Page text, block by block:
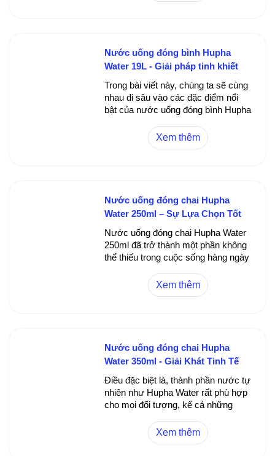
lấy nước, hạn chế lãng phí và mang
đến sự tiện lợi tối đa cho người sử
dụng.
Nước uống đóng bình Hupha
Water 19L - Giải pháp tinh khiết
cho cuộc sống hàng ngày
Trong bài viết này, chúng ta sẽ cùng
nhau đi sâu vào các đặc điểm nổi
bật của nước uống đóng bình Hupha
các tiêu chí lựa chọn và những câu
hỏi thường gặp. Hy vọng những chia
nghiệp của mình.
Xem thêm
Nước uống đóng chai Hupha
Water 250ml – Sự Lựa Chọn Tốt
Nhất Cho Cuộc Sống Hiện Đại
Nước uống đóng chai Hupha Water
250ml đã trở thành một phần không
thể thiếu trong cuộc sống hàng ngày
Sản phẩm này không chỉ đảm bảo
về chất lượng mà còn mang lại sự
dễ mang theo cùng nguồn nước
sạch, tươi mát, Hupha Water 250ml
trở thành sự lựa chọn lý tưởng cho
sức khỏe và phong cách sống năng
động.
Xem thêm
Nước uống đóng chai Hupha
Water 350ml - Giải Khát Tinh Tế
Gọn Nhẹ Mỗi Ngày
Điều đặc biệt là, thành phần nước tự
nhiên như Hupha Water rất phù hợp
cho mọi đối tượng, kể cả những
điều trị bệnh lý nhất định. Việc duy trì
sử dụng đều đặn giúp duy trì sức
Xem thêm